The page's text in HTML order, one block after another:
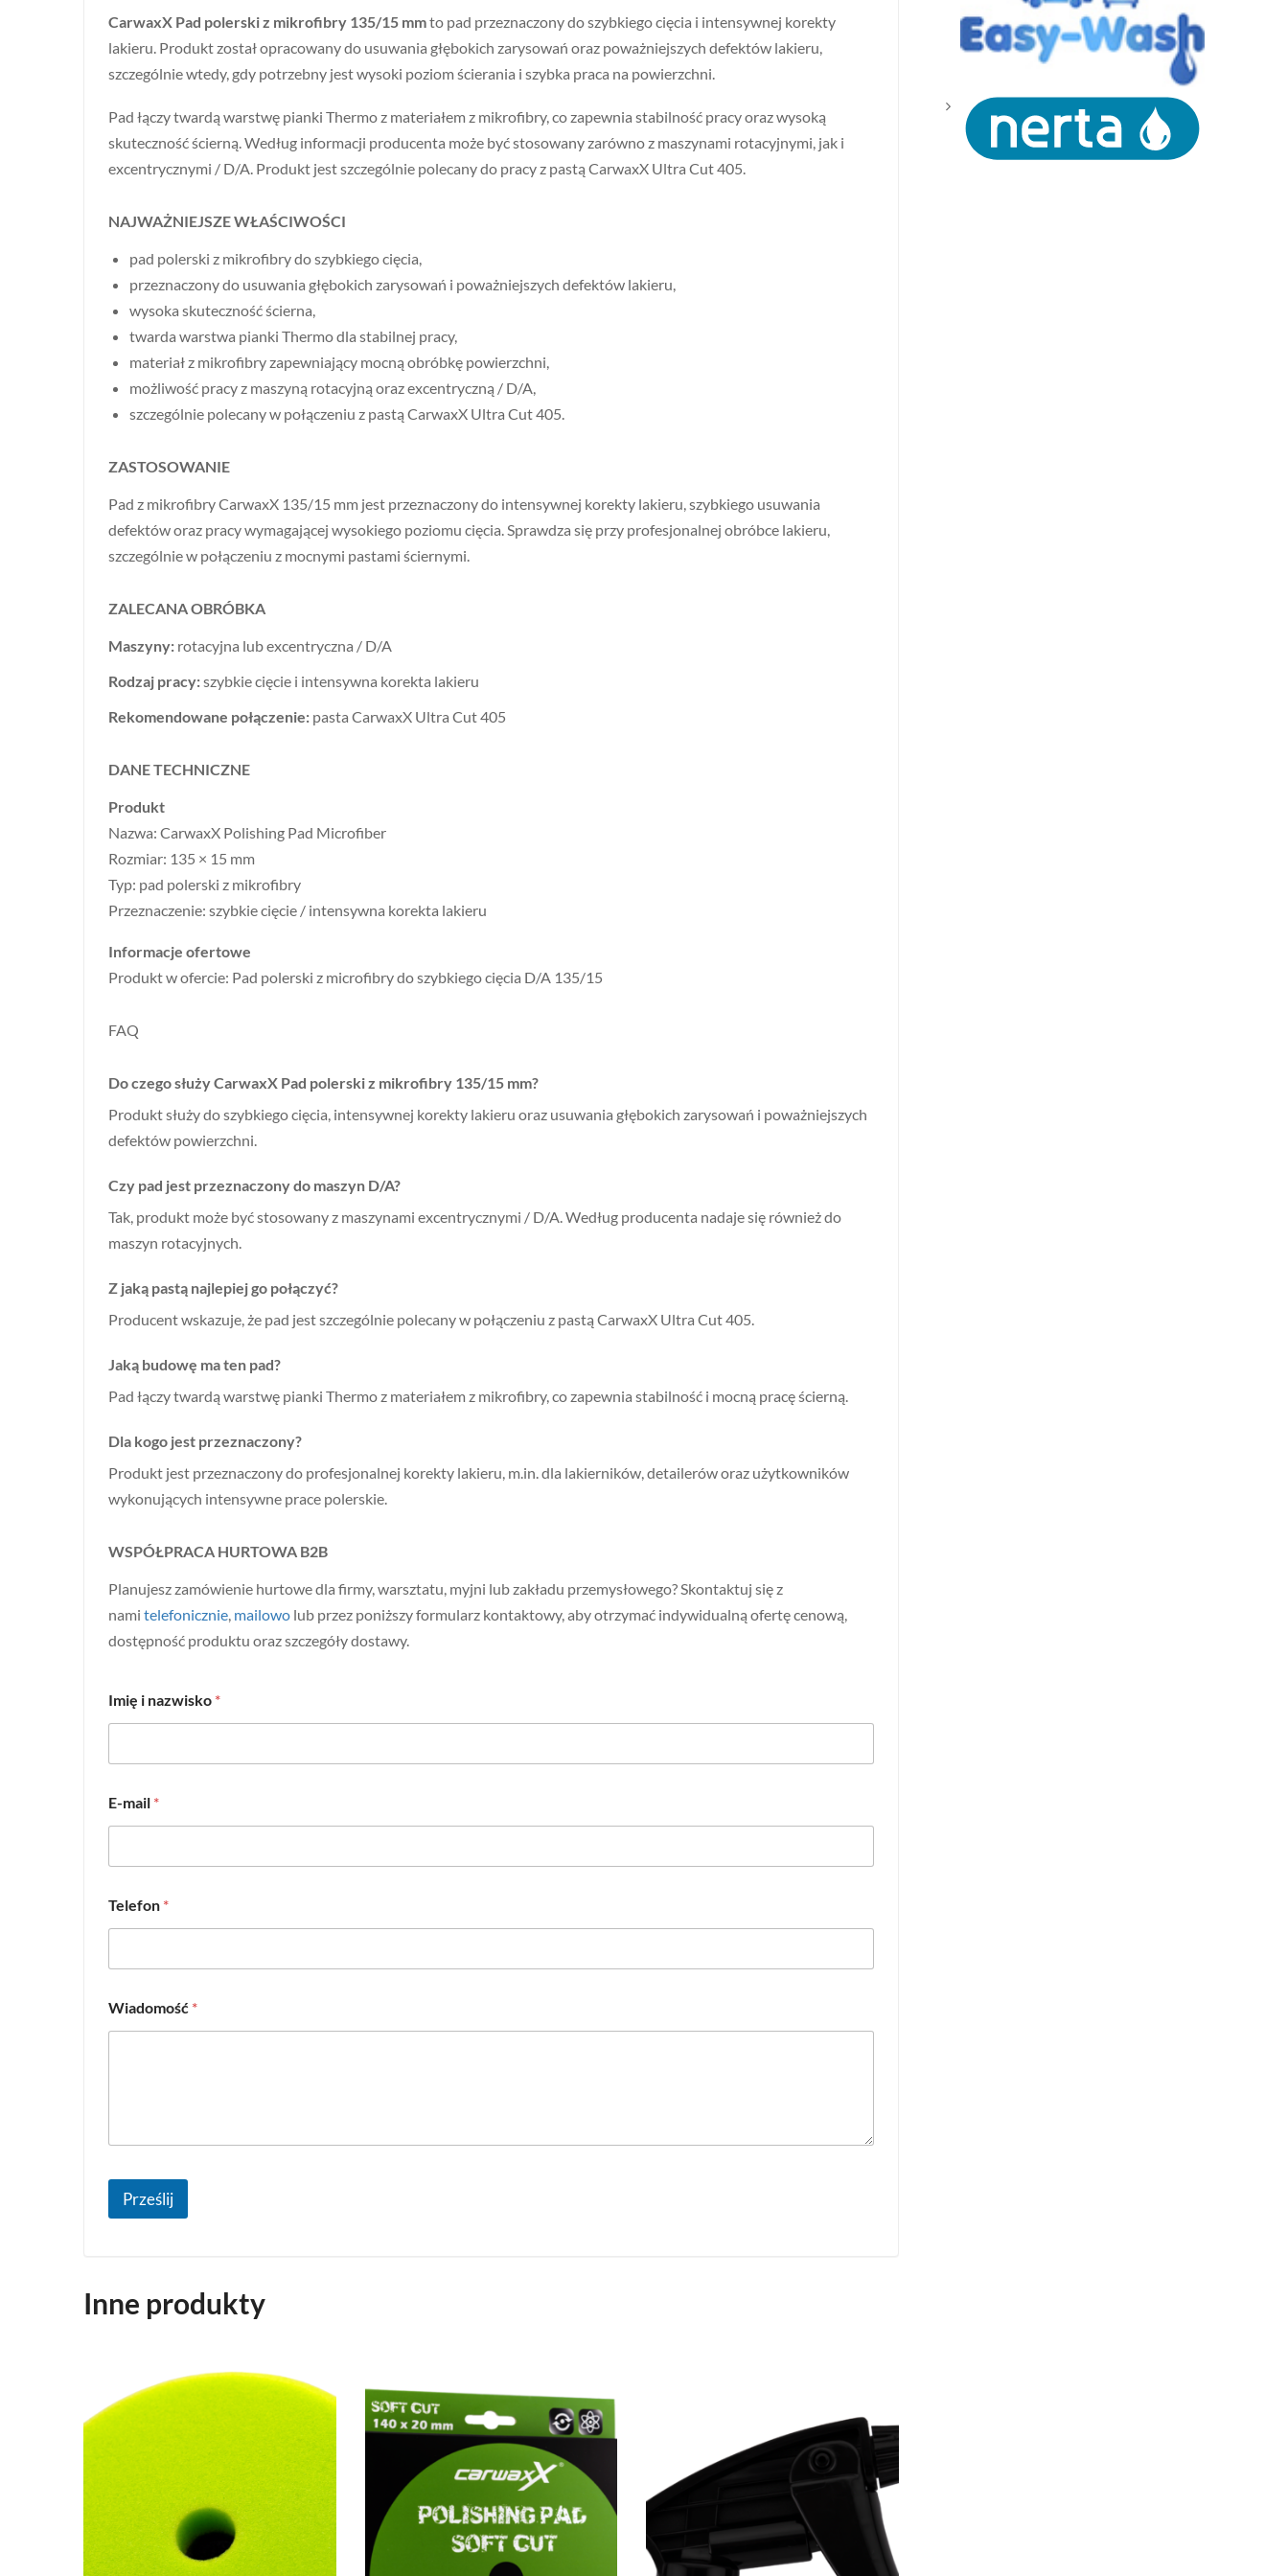
CarwaxX Pad polerski z mikrofibry 135/15 mmto pad przeznaczony do szybkiego cięcia i intensywnej korekty
lakieru. Produkt został opracowany do usuwania głębokich zarysowań oraz poważniejszych defektów lakieru,
szczególnie wtedy, gdy potrzebny jest wysoki poziom ścierania i szybka praca na powierzchni.
Pad łączy twardą warstwę pianki Thermo z materiałem z mikrofibry, co zapewnia stabilność pracy oraz wysoką
skuteczność ścierną. Według informacji producenta może być stosowany zarówno z maszynami rotacyjnymi, jak i
excentrycznymi / D/A. Produkt jest szczególnie polecany do pracy z pastą CarwaxX Ultra Cut 405.
NAJWAŻNIEJSZE WŁAŚCIWOŚCI
pad polerski z mikrofibry do szybkiego cięcia,
przeznaczony do usuwania głębokich zarysowań i poważniejszych defektów lakieru,
wysoka skuteczność ścierna,
twarda warstwa pianki Thermo dla stabilnej pracy,
materiał z mikrofibry zapewniający mocną obróbkę powierzchni,
możliwość pracy z maszyną rotacyjną oraz excentryczną / D/A,
szczególnie polecany w połączeniu z pastą CarwaxX Ultra Cut 405.
ZASTOSOWANIE
Pad z mikrofibry CarwaxX 135/15 mm jest przeznaczony do intensywnej korekty lakieru, szybkiego usuwania
defektów oraz pracy wymagającej wysokiego poziomu cięcia. Sprawdza się przy profesjonalnej obróbce lakieru,
szczególnie w połączeniu z mocnymi pastami ściernymi.
ZALECANA OBRÓBKA
Maszyny: rotacyjna lub excentryczna / D/A
Rodzaj pracy:szybkie cięcie i intensywna korekta lakieru
Rekomendowane połączenie: pasta CarwaxX Ultra Cut 405
DANE TECHNICZNE
Produkt
Nazwa: CarwaxX Polishing Pad Microfiber
Rozmiar: 135 × 15 mm
Typ: pad polerski z mikrofibry
Przeznaczenie: szybkie cięcie / intensywna korekta lakieru
Informacje ofertowe
Produkt w ofercie: Pad polerski z microfibry do szybkiego cięcia D/A 135/15
FAQ
Do czego służy CarwaxX Pad polerski z mikrofibry 135/15 mm?
Produkt służy do szybkiego cięcia, intensywnej korekty lakieru oraz usuwania głębokich zarysowań i poważniejszych
defektów powierzchni.
Czy pad jest przeznaczony do maszyn D/A?
Tak, produkt może być stosowany z maszynami excentrycznymi / D/A. Według producenta nadaje się również do
maszyn rotacyjnych.
Z jaką pastą najlepiej go połączyć?
Producent wskazuje, że pad jest szczególnie polecany w połączeniu z pastą CarwaxX Ultra Cut 405.
Jaką budowę ma ten pad?
Pad łączy twardą warstwę pianki Thermo z materiałem z mikrofibry, co zapewnia stabilność i mocną pracę ścierną.
Dla kogo jest przeznaczony?
Produkt jest przeznaczony do profesjonalnej korekty lakieru, m.in. dla lakierników, detailerów oraz użytkowników
wykonujących intensywne prace polerskie.
WSPÓŁPRACA HURTOWA B2B
Planujesz zamówienie hurtowe dla firmy, warsztatu, myjni lub zakładu przemysłowego? Skontaktuj się z
nami telefonicznie, mailowo lub przez poniższy formularz kontaktowy, aby otrzymać indywidualną ofertę cenową,
dostępność produktu oraz szczegóły dostawy.
Imię i nazwisko *
E-mail *
Telefon *
Wiadomość *
Prześlij
Inne produkty